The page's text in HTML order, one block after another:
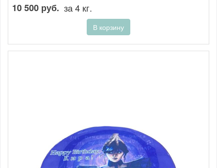
10 500 руб. за 4 кг.
В корзину